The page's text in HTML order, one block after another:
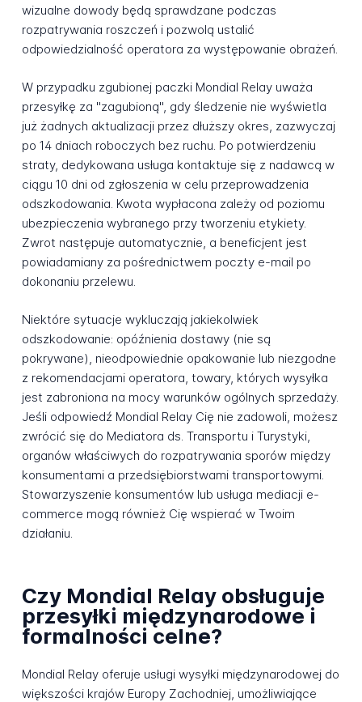
wizualne dowody będą sprawdzane podczas
rozpatrywania roszczeń i pozwolą ustalić
odpowiedzialność operatora za występowanie obrażeń.
W przypadku zgubionej paczki Mondial Relay uważa
przesyłkę za "zagubioną", gdy śledzenie nie wyświetla
już żadnych aktualizacji przez dłuższy okres, zazwyczaj
po 14 dniach roboczych bez ruchu. Po potwierdzeniu
straty, dedykowana usługa kontaktuje się z nadawcą w
ciągu 10 dni od zgłoszenia w celu przeprowadzenia
odszkodowania. Kwota wypłacona zależy od poziomu
ubezpieczenia wybranego przy tworzeniu etykiety.
Zwrot następuje automatycznie, a beneficjent jest
powiadamiany za pośrednictwem poczty e-mail po
dokonaniu przelewu.
Niektóre sytuacje wykluczają jakiekolwiek
odszkodowanie: opóźnienia dostawy (nie są
pokrywane), nieodpowiednie opakowanie lub niezgodne
z rekomendacjami operatora, towary, których wysyłka
jest zabroniona na mocy warunków ogólnych sprzedaży.
Jeśli odpowiedź Mondial Relay Cię nie zadowoli, możesz
zwrócić się do Mediatora ds. Transportu i Turystyki,
organów właściwych do rozpatrywania sporów między
konsumentami a przedsiębiorstwami transportowymi.
Stowarzyszenie konsumentów lub usługa mediacji e-
commerce mogą również Cię wspierać w Twoim
działaniu.
Czy Mondial Relay obsługuje
przesyłki międzynarodowe i
formalności celne?
Mondial Relay oferuje usługi wysyłki międzynarodowej do
większości krajów Europy Zachodniej, umożliwiające